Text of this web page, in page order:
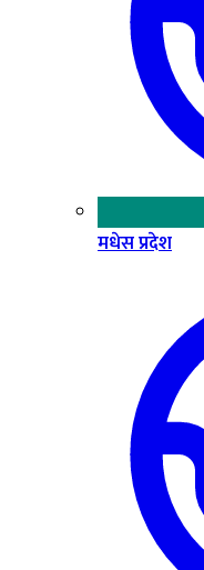
मधेस प्रदेश